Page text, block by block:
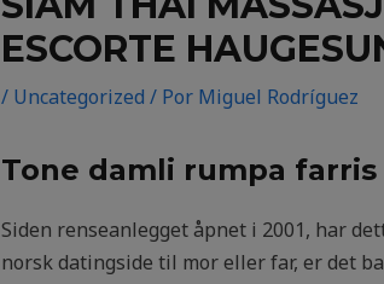
ESCORTE
/ Uncategorized / Por Miguel Rodríguez
Tone damli rumpa farris
Siden renseanlegget åpnet i 2001, har
norsk datingside til mor eller far, er det